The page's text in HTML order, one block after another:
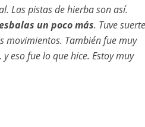
Las pistas de hierba son así.
un poco más. Tuve suerte
movimientos. También fue muy
eso fue lo que hice. Estoy muy